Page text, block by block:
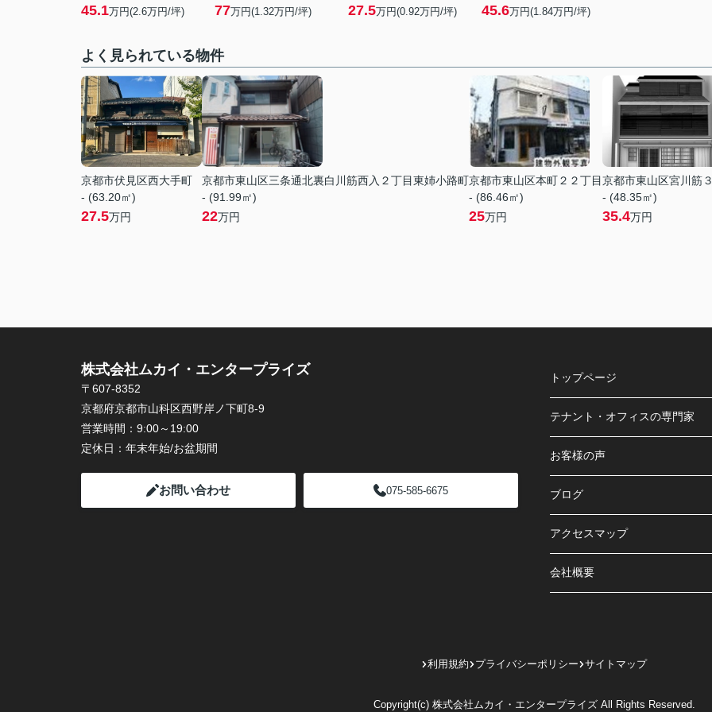
45.1万円(2.6万円/坪) 77万円(1.32万円/坪) 27.5万円(0.92万円/坪) 45.6万円(1.84万円/坪)
よく見られている物件
京都市伏見区西大手町
- (63.20㎡)
27.5万円
京都市東山区三条通北裏白川筋西入２丁目東姉小路町
- (91.99㎡)
22万円
京都市東山区本町２２丁目
- (86.46㎡)
25万円
京都市東山区宮川筋
- (48.35㎡)
35.4万円
株式会社ムカイ・エンタープライズ
〒607-8352
京都府京都市山科区西野岸ノ下町8-9
営業時間： 9:00～19:00
定休日： 年末年始/お盆期間
お問い合わせ 075-585-6675
トップページ
テナント・オフィスの専門家
お客様の声
ブログ
アクセスマップ
会社概要
利用規約 プライバシーポリシー サイトマップ
Copyright(c) 株式会社ムカイ・エンタープライズ All Rights Reserved.